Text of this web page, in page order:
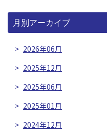
月別アーカイブ
2026年06月
2025年12月
2025年06月
2025年01月
2024年12月